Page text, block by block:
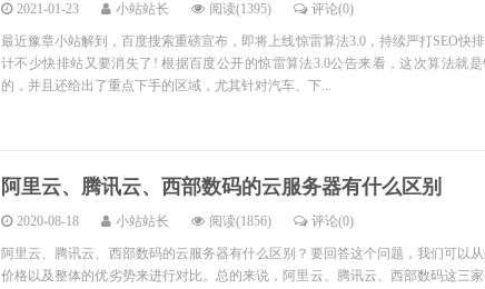
2021-01-23 小站站长 阅读(1395) 评论(0)
最近豫章小站解到，百度搜索重磅宣布，即将上线惊雷算法3.0，持续严打SEO快
计不少快排站又要消失了! 根据百度公开的惊雷算法3.0公告来看，这次算法就
的，并且还给出了重点下手的区域，尤其针对汽车、下...
阿里云、腾讯云、西部数码的云服务器有什么区别
2020-08-18 小站站长 阅读(1856) 评论(0)
阿里云、腾讯云、西部数码的云服务器有什么区别？要回答这个问题，我们可以从
价格以及整体的优劣势来进行对比。总的来说，阿里云、腾讯云、西部数码这三